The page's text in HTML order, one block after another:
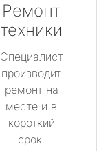
Ремонт
техники
Специалист
производит
ремонт на
месте и в
короткий
срок.